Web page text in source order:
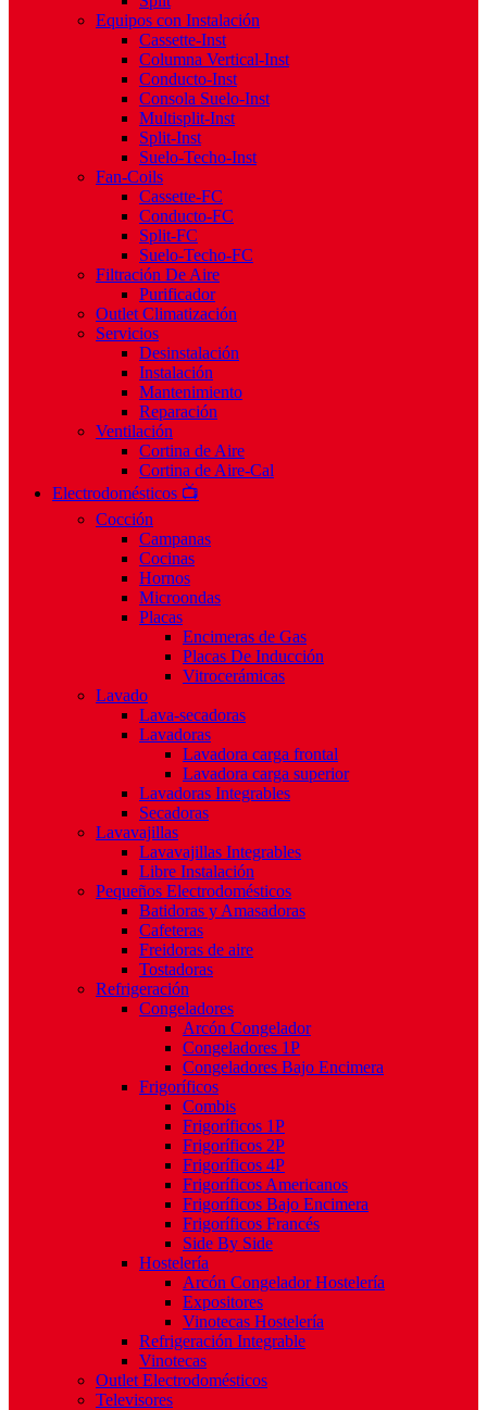
Equipos con Instalación
Cassette-Inst
Columna Vertical-Inst
Conducto-Inst
Consola Suelo-Inst
Multisplit-Inst
Split-Inst
Suelo-Techo-Inst
Fan-Coils
Cassette-FC
Conducto-FC
Split-FC
Suelo-Techo-FC
Filtración De Aire
Purificador
Outlet Climatización
Servicios
Desinstalación
Instalación
Mantenimiento
Reparación
Ventilación
Cortina de Aire
Cortina de Aire-Cal
Electrodomésticos 📺
Cocción
Campanas
Cocinas
Hornos
Microondas
Placas
Encimeras de Gas
Placas De Inducción
Vitrocerámicas
Lavado
Lava-secadoras
Lavadoras
Lavadora carga frontal
Lavadora carga superior
Lavadoras Integrables
Secadoras
Lavavajillas
Lavavajillas Integrables
Libre Instalación
Pequeños Electrodomésticos
Batidoras y Amasadoras
Cafeteras
Freidoras de aire
Tostadoras
Refrigeración
Congeladores
Arcón Congelador
Congeladores 1P
Congeladores Bajo Encimera
Frigoríficos
Combis
Frigoríficos 1P
Frigoríficos 2P
Frigoríficos 4P
Frigoríficos Americanos
Frigoríficos Bajo Encimera
Frigoríficos Francés
Side By Side
Hostelería
Arcón Congelador Hostelería
Expositores
Vinotecas Hostelería
Refrigeración Integrable
Vinotecas
Outlet Electrodomésticos
Televisores